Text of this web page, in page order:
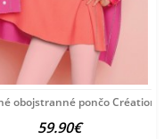
hnedá-melanž
obojstranné pončo Création
59.90€